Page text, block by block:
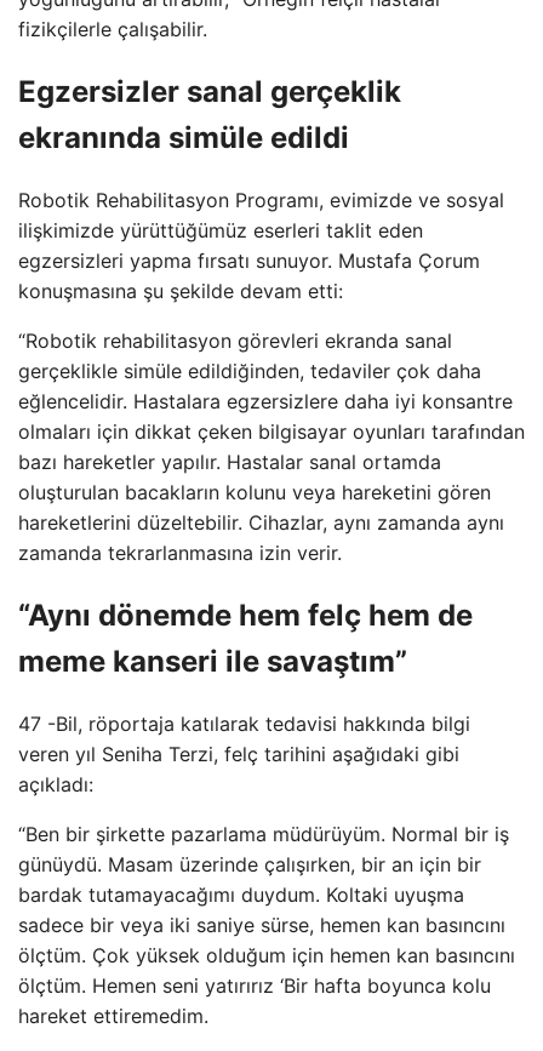
fizikçilerle çalışabilir.
Egzersizler sanal gerçeklik
ekranında simüle edildi
Robotik Rehabilitasyon Programı, evimizde ve sosyal
ilişkimizde yürüttüğümüz eserleri taklit eden
egzersizleri yapma fırsatı sunuyor. Mustafa Çorum
konuşmasına şu şekilde devam etti:
“Robotik rehabilitasyon görevleri ekranda sanal
gerçeklikle simüle edildiğinden, tedaviler çok daha
eğlencelidir. Hastalara egzersizlere daha iyi konsantre
olmaları için dikkat çeken bilgisayar oyunları tarafından
bazı hareketler yapılır. Hastalar sanal ortamda
oluşturulan bacakların kolunu veya hareketini gören
hareketlerini düzeltebilir. Cihazlar, aynı zamanda aynı
zamanda tekrarlanmasına izin verir.
“Aynı dönemde hem felç hem de
meme kanseri ile savaştım”
47 -Bil, röportaja katılarak tedavisi hakkında bilgi
veren yıl Seniha Terzi, felç tarihini aşağıdaki gibi
açıkladı:
“Ben bir şirkette pazarlama müdürüyüm. Normal bir iş
günüydü. Masam üzerinde çalışırken, bir an için bir
bardak tutamayacağımı duydum. Koltaki uyuşma
sadece bir veya iki saniye sürse, hemen kan basıncını
ölçtüm. Çok yüksek olduğum için hemen kan basıncını
ölçtüm. Hemen seni yatırırız ‘Bir hafta boyunca kolu
hareket ettiremedim.